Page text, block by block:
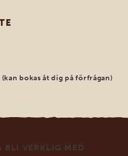
bokas åt dig på förfrågan)
BLI VERKLIG MED